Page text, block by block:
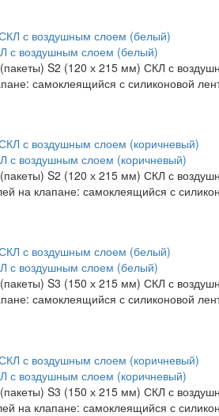
с воздушным слоем (белый)
S2 (120 х 215 мм) СКЛ с
самоклеящийся с силиконовой
с воздушным слоем (коричневый)
S2 (120 х 215 мм) СКЛ с
на клапане: самоклеящийся с
с воздушным слоем (белый)
S3 (150 х 215 мм) СКЛ с
самоклеящийся с силиконовой
с воздушным слоем (коричневый)
S3 (150 х 215 мм) СКЛ с
на клапане: самоклеящийся с